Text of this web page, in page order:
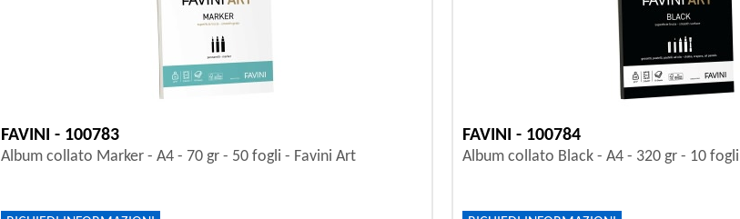
FAVINI - 100783
Album collato Marker - A4 - 70 gr - 50 fogli - Favini Art
FAVINI - 100784
Album collato Black - A4 - 320 gr - 10